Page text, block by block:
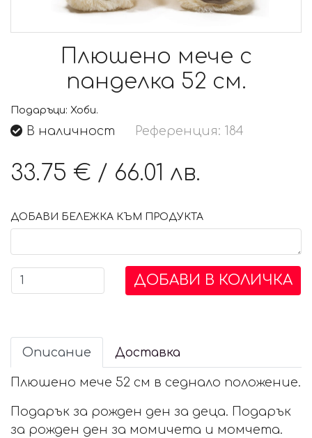
Плюшено мече с
панделка 52 см.
Подаръци: Хоби.
В наличност Референция: 184
33.75 € / 66.01 лв.
ДОБАВИ БЕЛЕЖКА КЪМ ПРОДУКТА
ДОБАВИ В КОЛИЧКА
Описание Доставка
Плюшено мече 52 см в седнало положение.
Подарък за рожден ден за деца. Подарък
за рожден ден за момичета и момчета.